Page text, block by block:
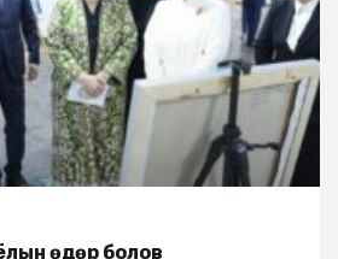
өдөр болов